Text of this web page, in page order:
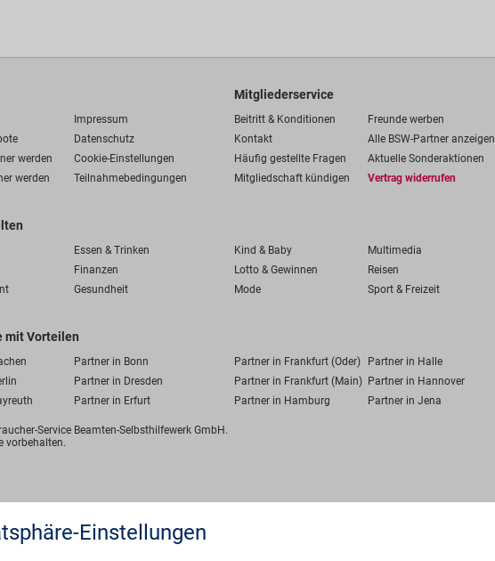
Impressum
Datenschutz
werden
Cookie-Einstellungen
werden
Teilnahmebedingungen
Mitgliederservice
Beitritt & Konditionen
Freunde werben
Kontakt
Alle BSW-Partner anzeigen
Häufig gestellte Fragen
Aktuelle Sonderaktionen
Mitgliedschaft kündigen
Vertrag widerrufen
Essen & Trinken Kind & Baby
Multimedia
Finanzen Lotto & Gewinnen
Reisen
Gesundheit Mode Sport & Freizeit
mit Vorteilen
Partner in Bonn Partner in Frankfurt (Oder) Partner in Halle
Partner in Dresden Partner in Frankfurt (Main) Partner in Hannover
Partner in Erfurt Partner in Hamburg Partner in Jena
Service Beamten-Selbsthilfewerk GmbH.
vorbehalten.
Einstellungen